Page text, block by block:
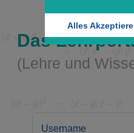
Alles
Das
(Lehre und